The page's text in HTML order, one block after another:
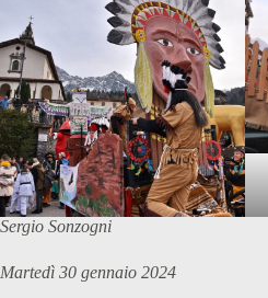
Sergio Sonzogni
Martedì 30 gennaio 2024